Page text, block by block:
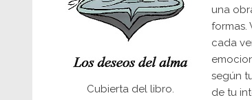
Cubierta del libro.
una
formas.
cada
según
de tu